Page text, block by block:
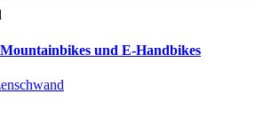
und E-Handbikes